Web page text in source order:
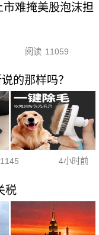
难掩美股泡沫担
阅读 11059
的那样吗？
4小时前
税